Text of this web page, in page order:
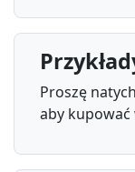
Proszę
aby kupować